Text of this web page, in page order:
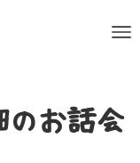
のお話会